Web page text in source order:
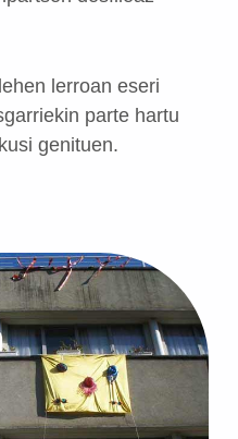
lerroan eseri
parte hartu
genituen.